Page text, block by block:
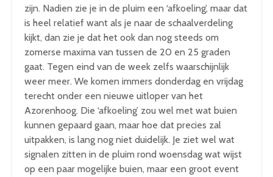
zijn. Nadien zie je in de pluim een ‘afkoeling’, maar dat
is heel relatief want als je naar de schaalverdeling
kijkt, dan zie je dat het ook dan nog steeds om
zomerse maxima van tussen de 20 en 25 graden
gaat. Tegen eind van de week zelfs waarschijnlijk
weer meer. We komen immers donderdag en vrijdag
terecht onder een nieuwe uitloper van het
Azorenhoog. Die ‘afkoeling’ zou wel met wat buien
kunnen gepaard gaan, maar hoe dat precies zal
uitpakken, is lang nog niet duidelijk. Je ziet wel wat
signalen zitten in de pluim rond woensdag wat wijst
op een paar mogelijke buien, maar een groot event